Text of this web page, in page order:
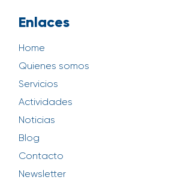
Enlaces
Home
Quienes somos
Servicios
Actividades
Noticias
Blog
Contacto
Newsletter